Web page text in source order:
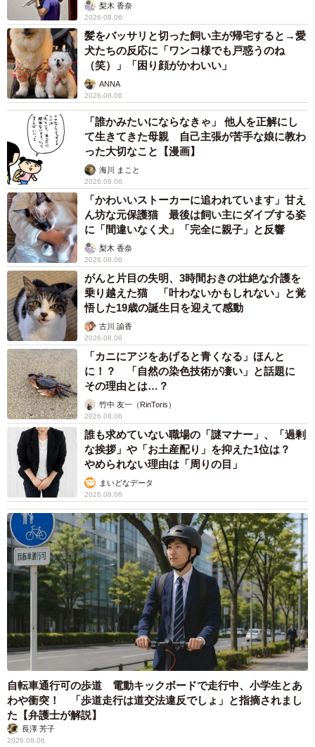
梨木 香奈
2026.08.06
髪をバッサリと切った飼い主が帰宅すると→愛
犬たちの反応に「ワンコ様でも戸惑うのね
（笑）」「困り顔がかわいい」
ANNA
2026.08.06
「誰かみたいにならなきゃ」 他人を正解にし
て生きてきた母親 自己主張が苦手な娘に教わ
った大切なこと【漫画】
海川 まこと
2026.08.06
「かわいいストーカーに追われています」甘え
ん坊な元保護猫 最後は飼い主にダイブする姿
に「間違いなく犬」「完全に親子」と反響
梨木 香奈
2026.08.06
がんと片目の失明、3時間おきの壮絶な介護を
乗り越えた猫 「叶わないかもしれない」と覚
悟した19歳の誕生日を迎えて感動
古川 諭香
2026.08.06
「カニにアジをあげると青くなる」ほんと
に！？ 「自然の染色技術が凄い」と話題に
その理由とは…？
竹中 友一（RinToris）
2026.08.06
誰も求めていない職場の「謎マナー」、「過剰
な挨拶」や「お土産配り」を抑えた1位は？
やめられない理由は「周りの目」
まいどなデータ
2026.08.06
自転車通行可の歩道 電動キックボードで走行中、小学生とあ
わや衝突！ 「歩道走行は道交法違反でしょ」と指摘されまし
た【弁護士が解説】
長澤 芳子
2026.08.06